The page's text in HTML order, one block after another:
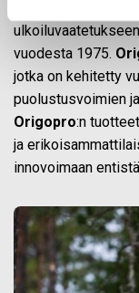
vuodesta 1975.
jotka on kehitetty
puolustusvoimien
Origopro:n
ja
innovoimaan